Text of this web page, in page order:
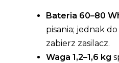
Bateria 60–80
pisania; jednak
zabierz zasilacz.
Waga 1,2–1,6 kg